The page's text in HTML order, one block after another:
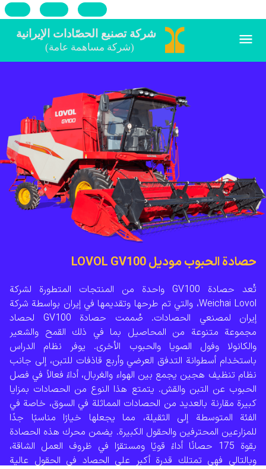
حصادة الحبوب موديل LOVOL GV100
تُعد حصادة GV100 واحدة من المنتجات المتطورة لشركة
Weichai Lovol، والتي تم طرحها وتقديمها في إيران بواسطة شركة
إيران لمصنعي الحصادات. صُممت حصادة GV100 لحصاد
مجموعة متنوعة من المحاصيل بما في ذلك القمح والشعير
والكانولا وفول الصويا والحبوب الأخرى. يوفر نظام الدراس
باستخدام أسطوانة التدفق العرضي وأربع قاذفات للتبن، إلى جانب
نظام تنظيف هجين يجمع بين الهواء والغربال، أداءً فعالاً في فصل
الحبوب عن التبن والقش. يتمتع هذا النوع من الحصادات بمزايا
كبيرة مقارنة بالعديد من الحصادات المماثلة في السوق، خاصة في
الفئة المتوسطة إلى الثقيلة، مما يجعلها خيارًا مناسبًا جدًا
للمزارعين المحترفين والحقول الكبيرة. يضمن محرك هذه الحصادة
بقوة 175 حصانًا أداءً قويًا ومستقرًا في ظروف العمل الشاقة،
وبالتالي فهي تمتلك قدرة أكبر على الحصاد في الحقول عالية